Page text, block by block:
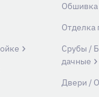
Обшивка
Отделка
Срубы /
дачные
Двери /